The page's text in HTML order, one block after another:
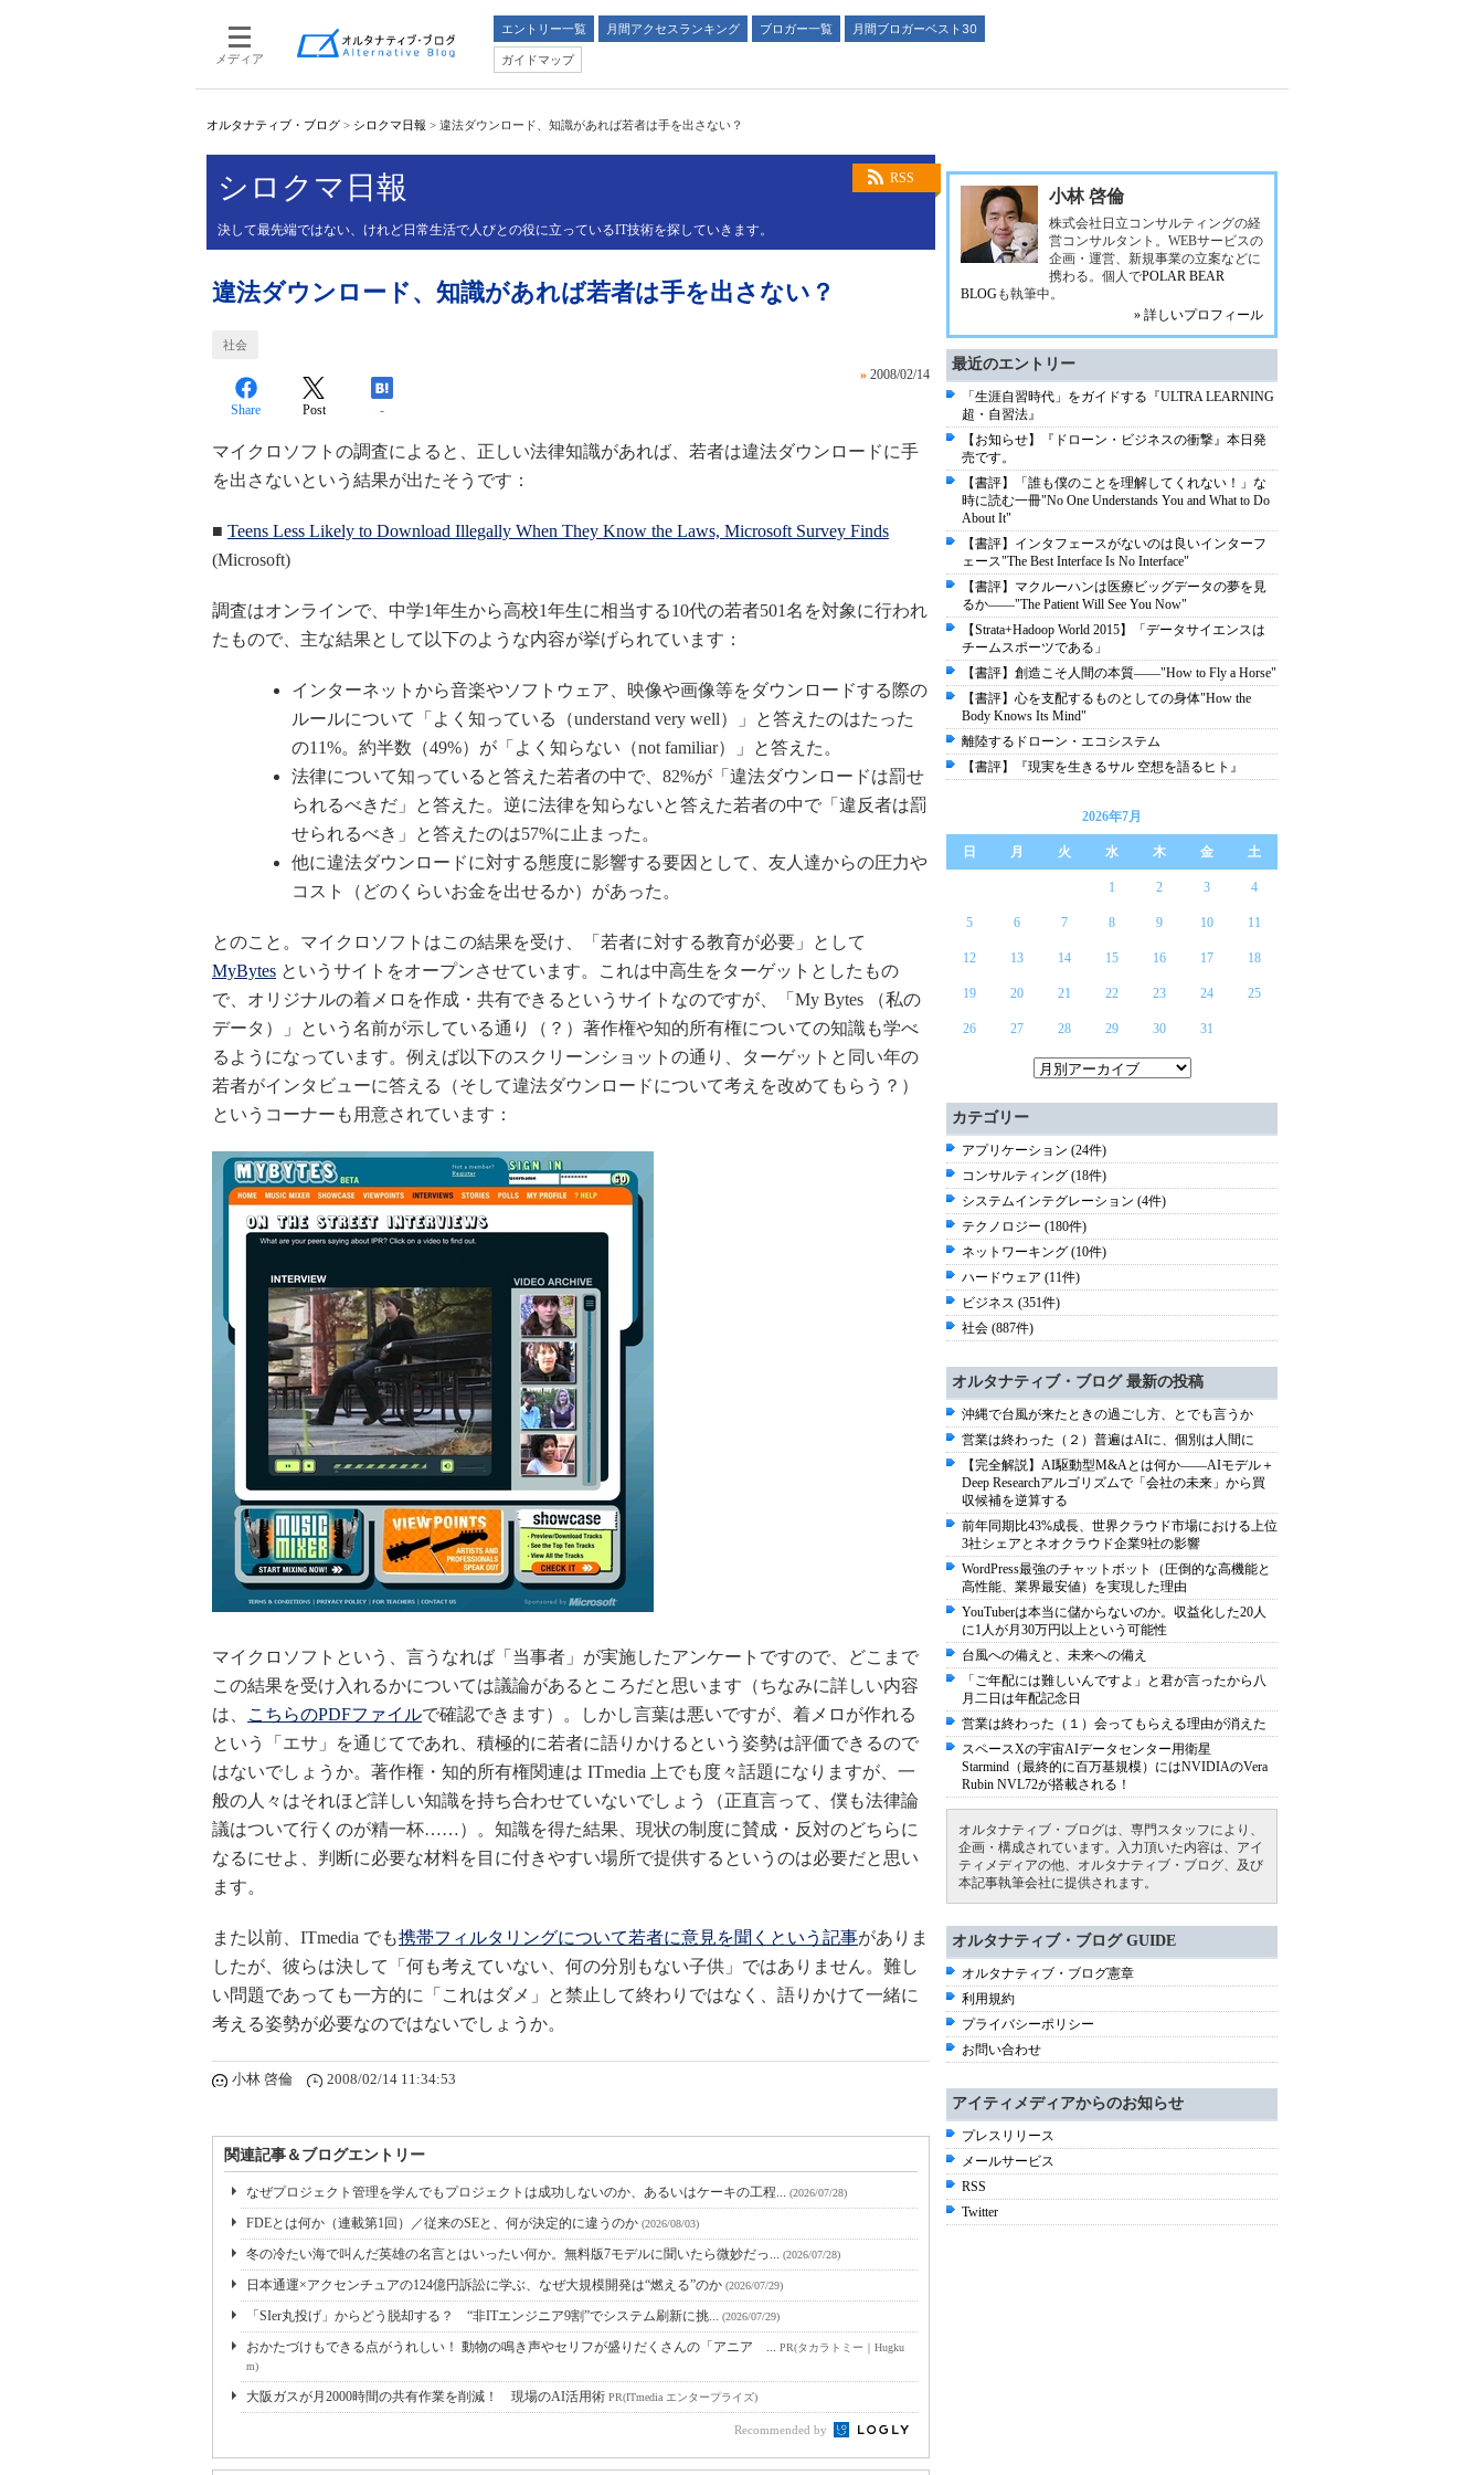
メディア
エントリー一覧 月間アクセスランキング ブロガー一覧
月間ブロガーベスト30
ガイドマップ
オルタナティブ・ブログ > シロクマ日報 > 違法ダウンロード、知識があれば若者は手を出さない？
RSS
シロクマ日報
決して最先端ではない、けれど日常生活で人びとの役に立っているIT技術を探していきます。
違法ダウンロード、知識があれば若者は手を出さない？
社会
» 2008/02/14
Share Post -
マイクロソフトの調査によると、正しい法律知識があれば、若者は違法ダウンロードに手
を出さないという結果が出たそうです：
■ Teens Less Likely to Download Illegally When They Know the Laws, Microsoft Survey Finds
(Microsoft)
調査はオンラインで、中学1年生から高校1年生に相当する10代の若者501名を対象に行われ
たもので、主な結果として以下のような内容が挙げられています：
インターネットから音楽やソフトウェア、映像や画像等をダウンロードする際の
ルールについて「よく知っている（understand very well）」と答えたのはたった
の11%。約半数（49%）が「よく知らない（not familiar）」と答えた。
法律について知っていると答えた若者の中で、82%が「違法ダウンロードは罰せ
られるべきだ」と答えた。逆に法律を知らないと答えた若者の中で「違反者は罰
せられるべき」と答えたのは57%に止まった。
他に違法ダウンロードに対する態度に影響する要因として、友人達からの圧力や
コスト（どのくらいお金を出せるか）があった。
とのこと。マイクロソフトはこの結果を受け、「若者に対する教育が必要」として
MyBytes というサイトをオープンさせています。これは中高生をターゲットとしたもの
で、オリジナルの着メロを作成・共有できるというサイトなのですが、「My Bytes （私の
データ）」という名前が示している通り（？）著作権や知的所有権についての知識も学べ
るようになっています。例えば以下のスクリーンショットの通り、ターゲットと同い年の
若者がインタビューに答える（そして違法ダウンロードについて考えを改めてもらう？）
というコーナーも用意されています：
マイクロソフトという、言うなれば「当事者」が実施したアンケートですので、どこまで
この結果を受け入れるかについては議論があるところだと思います（ちなみに詳しい内容
は、
こちらのPDFファイルで確認できます）。しかし言葉は悪いですが、着メロが作れる
という「エサ」を通じてであれ、積極的に若者に語りかけるという姿勢は評価できるので
はないでしょうか。著作権・知的所有権関連は ITmedia 上でも度々話題になりますが、一
般の人々はそれほど詳しい知識を持ち合わせていないでしょう（正直言って、僕も法律論
議はついて行くのが精一杯……）。知識を得た結果、現状の制度に賛成・反対のどちらに
なるにせよ、判断に必要な材料を目に付きやすい場所で提供するというのは必要だと思い
ます。
また以前、ITmedia でも携帯フィルタリングについて若者に意見を聞くという記事がありま
したが、彼らは決して「何も考えていない、何の分別もない子供」ではありません。難し
い問題であっても一方的に「これはダメ」と禁止して終わりではなく、語りかけて一緒に
考える姿勢が必要なのではないでしょうか。
小林 啓倫 2008/02/14 11:34:53
関連記事＆ブログエントリー
なぜプロジェクト管理を学んでもプロジェクトは成功しないのか、あるいはケーキの工程... (2026/07/28)
FDEとは何か（連載第1回）／従来のSEと、何が決定的に違うのか (2026/08/03)
冬の冷たい海で叫んだ英雄の名言とはいったい何か。無料版7モデルに聞いたら微妙だっ... (2026/07/28)
日本通運×アクセンチュアの124億円訴訟に学ぶ、なぜ大規模開発は“燃える”のか (2026/07/29)
「SIer丸投げ」からどう脱却する？ “非ITエンジニア9割”でシステム刷新に挑... (2026/07/29)
おかたづけもできる点がうれしい！ 動物の鳴き声やセリフが盛りだくさんの「アニア ... PR(タカラトミー｜Hugku
m)
大阪ガスが月2000時間の共有作業を削減！ 現場のAI活用術 PR(ITmedia エンタープライズ)
Recommended by
小林 啓倫
株式会社日立コンサルティングの経
営コンサルタント。WEBサービスの
企画・運営、新規事業の立案などに
携わる。個人でPOLAR BEAR
BLOGも執筆中。
» 詳しいプロフィール
最近のエントリー
「生涯自習時代」をガイドする『ULTRA LEARNING
超・自習法』
【お知らせ】『ドローン・ビジネスの衝撃』本日発
売です。
【書評】「誰も僕のことを理解してくれない！」な
時に読む一冊"No One Understands You and What to Do
About It"
【書評】インタフェースがないのは良いインターフ
ェース"The Best Interface Is No Interface"
【書評】マクルーハンは医療ビッグデータの夢を見
るか――"The Patient Will See You Now"
【Strata+Hadoop World 2015】「データサイエンスは
チームスポーツである」
【書評】創造こそ人間の本質――"How to Fly a Horse"
【書評】心を支配するものとしての身体"How the
Body Knows Its Mind"
離陸するドローン・エコシステム
【書評】『現実を生きるサル 空想を語るヒト』
2026年7月
日 月 火 水 木 金 土
1 2 3 4
5 6 7 8 9 10 11
12 13 14 15 16 17 18
19 20 21 22 23 24 25
26 27 28 29 30 31
カテゴリー
アプリケーション (24件)
コンサルティング (18件)
システムインテグレーション (4件)
テクノロジー (180件)
ネットワーキング (10件)
ハードウェア (11件)
ビジネス (351件)
社会 (887件)
オルタナティブ・ブログ 最新の投稿
沖縄で台風が来たときの過ごし方、とでも言うか
営業は終わった（２）普遍はAIに、個別は人間に
【完全解説】AI駆動型M&Aとは何か――AIモデル＋
Deep Researchアルゴリズムで「会社の未来」から買
収候補を逆算する
前年同期比43%成長、世界クラウド市場における上位
3社シェアとネオクラウド企業9社の影響
WordPress最強のチャットボット（圧倒的な高機能と
高性能、業界最安値）を実現した理由
YouTuberは本当に儲からないのか。収益化した20人
に1人が月30万円以上という可能性
台風への備えと、未来への備え
「ご年配には難しいんですよ」と君が言ったから八
月二日は年配記念日
営業は終わった（１）会ってもらえる理由が消えた
スペースXの宇宙AIデータセンター用衛星
Starmind（最終的に百万基規模）にはNVIDIAのVera
Rubin NVL72が搭載される！
オルタナティブ・ブログは、専門スタッフにより、
企画・構成されています。入力頂いた内容は、アイ
ティメディアの他、オルタナティブ・ブログ、及び
本記事執筆会社に提供されます。
オルタナティブ・ブログ GUIDE
オルタナティブ・ブログ憲章
利用規約
プライバシーポリシー
お問い合わせ
アイティメディアからのお知らせ
プレスリリース
メールサービス
RSS
Twitter